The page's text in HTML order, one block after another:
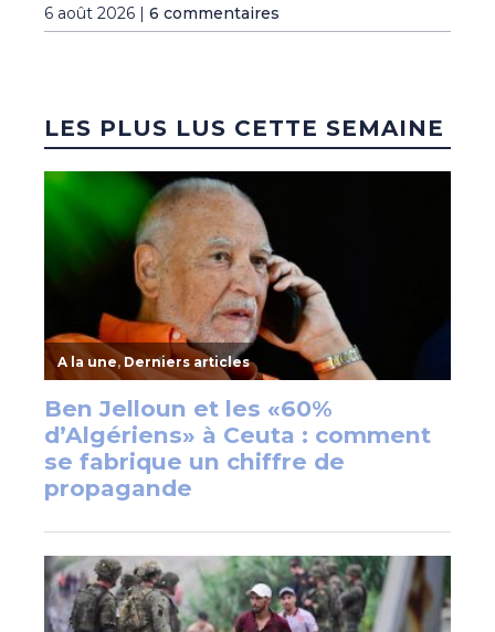
6 août 2026 | 6 commentaires
LES PLUS LUS CETTE SEMAINE